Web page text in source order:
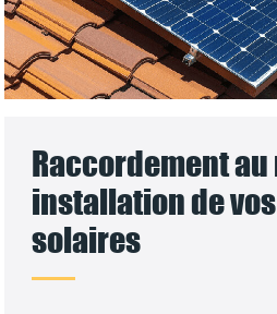
Raccordement
installation de
solaires